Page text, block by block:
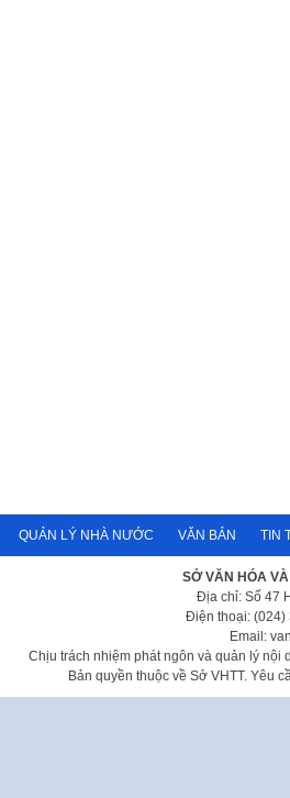
QUẢN LÝ NHÀ NƯỚC VĂN BẢN TIN
SỞ VĂN HÓA
Địa chỉ: Số 47
Điện thoại: (024)
Email:
Chịu trách nhiệm phát ngôn và quản lý nội
Bản quyền thuộc về Sở VHTT. Yêu